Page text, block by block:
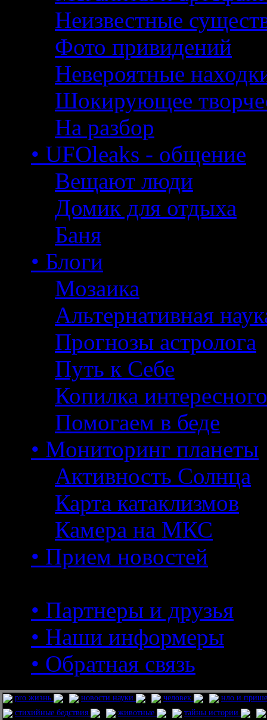
Неизвестные
Фото привидений
Невероятные
Шокирующее
На разбор
• UFOleaks - общение
Вещают люди
Домик для отдыха
Баня
• Блоги
Мозаика
Альтернативная
Прогнозы астролога
Путь к Себе
Копилка интересного
Помогаем в беде
• Мониторинг планеты
Активность Солнца
Карта катаклизмов
Камера на МКС
• Прием новостей
• Партнеры и друзья
• Наши информеры
• Обратная связь
pro жизнь новости науки человек
нло и
стихийные бедствия
животные
тайны истории